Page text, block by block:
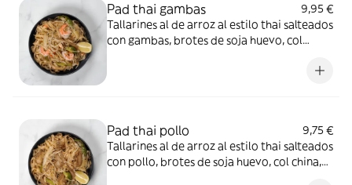
Pad thai gambas
9,95 €
Tallarines al de arroz al estilo thai salteados
con gambas, brotes de soja huevo, col
Pad thai pollo
9,75 €
Tallarines al de arroz al estilo thai salteados
con pollo, brotes de soja huevo, col china,